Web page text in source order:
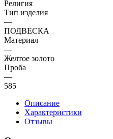
Религия
Тип изделия
—
ПОДВЕСКА
Материал
—
Желтое золото
Проба
—
585
Описание
Характеристики
Отзывы